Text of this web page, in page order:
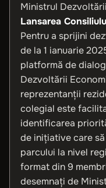
Ministrul
Lansarea
Pentru a sprijini
de la 1 ianuarie
platformă de
Dezvoltării
reprezentanții
colegial este
identificarea
de inițiative care
parcului la nivel
format din 9
desemnați de